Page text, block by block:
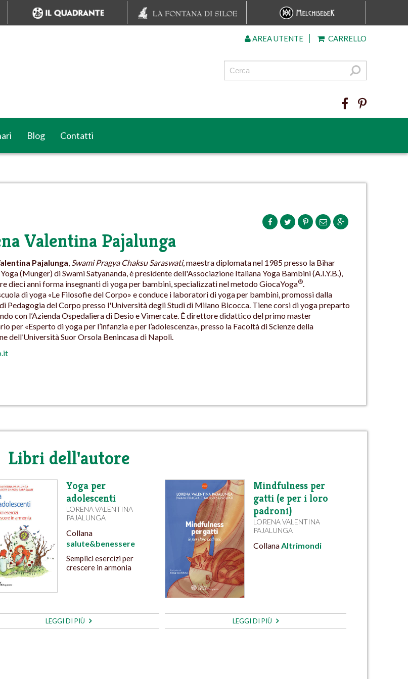
AREA UTENTE CARRELLO
Blog Contatti
Valentina Pajalunga
Pajalunga, Swami Pragya Chaksu Saraswati, maestra diplomata nel 1985 presso la Bihar
(Munger) di Swami Satyananda, è presidente dell'Associazione Italiana Yoga Bambini (A.I.Y.B.),
dieci anni forma insegnanti di yoga per bambini, specializzati nel metodo GiocaYoga®.
di yoga «Le Filosofie del Corpo» e conduce i laboratori di yoga per bambini, promossi dalla
Pedagogia del Corpo presso l'Università degli Studi di Milano Bicocca. Tiene corsi di yoga preparto
con l’Azienda Ospedaliera di Desio e Vimercate. È direttore didattico del primo master
per «Esperto di yoga per l’infanzia e per l’adolescenza», presso la Facoltà di Scienze della
dell’Università Suor Orsola Benincasa di Napoli.
Libri dell'autore
Yoga per
adolescenti
LORENA VALENTINA
PAJALUNGA
Collana
salute&benessere
Semplici esercizi per
crescere in armonia
LEGGI DI PIÙ
Mindfulness per
gatti (e per i loro
padroni)
LORENA VALENTINA
PAJALUNGA
Collana Altrimondi
LEGGI DI PIÙ